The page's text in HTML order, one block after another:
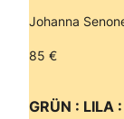
Johanna
85 €
GRÜN : LILA